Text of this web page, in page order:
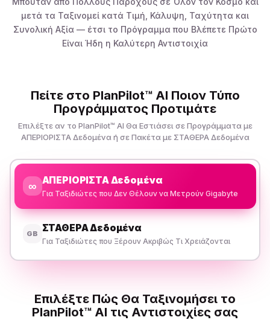
μετά τα Ταξινομεί κατά Τιμή, Κάλυψη, Ταχύτητα και
Συνολική Αξία — έτσι το Πρόγραμμα που Βλέπετε Πρώτο
Είναι Ήδη η Καλύτερη Αντιστοιχία
Πείτε στο PlanPilot™ AI Ποιον Τύπο
Προγράμματος Προτιμάτε
Επιλέξτε αν το PlanPilot™ AI Θα Εστιάσει σε Προγράμματα με
ΑΠΕΡΙΟΡΙΣΤΑ Δεδομένα ή σε Πακέτα με ΣΤΑΘΕΡΑ Δεδομένα
∞ ΑΠΕΡΙΟΡΙΣΤΑ Δεδομένα
Για Ταξιδιώτες που Δεν Θέλουν να Μετρούν Gigabyte
GB ΣΤΑΘΕΡΑ Δεδομένα
Για Ταξιδιώτες που Ξέρουν Ακριβώς Τι Χρειάζονται
Επιλέξτε Πώς Θα Ταξινομήσει το
PlanPilot™ AI τις Αντιστοιχίες σας